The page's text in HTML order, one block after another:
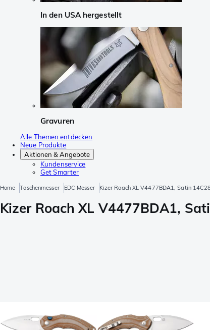
In den USA hergestellt
Gravuren
Alle Themen entdecken
Neue Produkte
Aktionen & Angebote
Kundenservice
Get Smarter
Home Taschenmesser EDC Messer Kizer Roach XL V4477BDA1, Satin
Kizer Roach XL V4477BDA1,